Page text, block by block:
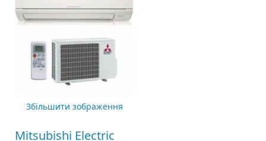
Збільшити зображення
Mitsubishi Electric